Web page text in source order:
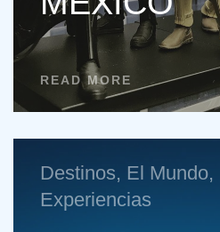
READ MORE
Destinos, El Mundo,
Experiencias